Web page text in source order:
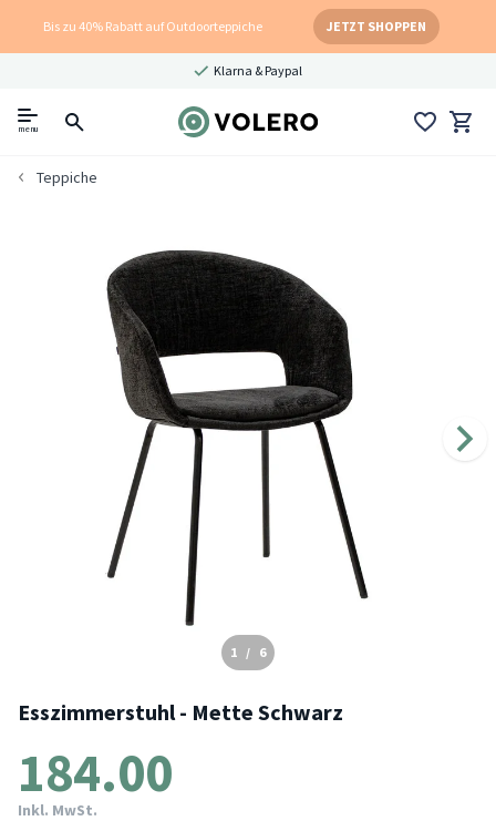
Bis zu 40% Rabatt auf Outdoorteppiche JETZT SHOPPEN
Klarna & Paypal
menu
Teppiche
1 / 6
Esszimmerstuhl - Mette Schwarz
184.00
Inkl. MwSt.